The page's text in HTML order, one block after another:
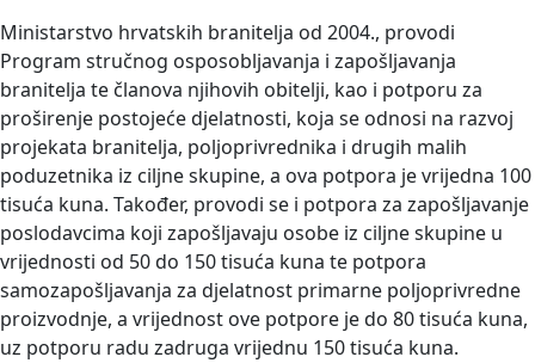
Ministarstvo hrvatskih branitelja od 2004., provodi
Program stručnog osposobljavanja i zapošljavanja
branitelja te članova njihovih obitelji, kao i potporu za
proširenje postojeće djelatnosti, koja se odnosi na razvoj
projekata branitelja, poljoprivrednika i drugih malih
poduzetnika iz ciljne skupine, a ova potpora je vrijedna 100
tisuća kuna. Također, provodi se i potpora za zapošljavanje
poslodavcima koji zapošljavaju osobe iz ciljne skupine u
vrijednosti od 50 do 150 tisuća kuna te potpora
samozapošljavanja za djelatnost primarne poljoprivredne
proizvodnje, a vrijednost ove potpore je do 80 tisuća kuna,
uz potporu radu zadruga vrijednu 150 tisuća kuna.